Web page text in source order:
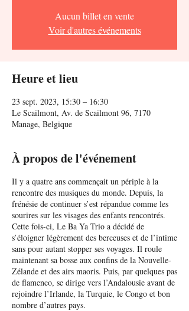
Aucun billet en vente
Voir d'autres événements
Heure et lieu
23 sept. 2023, 15:30 – 16:30
Le Scailmont, Av. de Scailmont 96, 7170
Manage, Belgique
À propos de l'événement
Il y a quatre ans commençait un périple à la
rencontre des musiques du monde. Depuis, la
frénésie de continuer s’est répandue comme les
sourires sur les visages des enfants rencontrés.
Cette fois-ci, Le Ba Ya Trio a décidé de
s’éloigner légèrement des berceuses et de l’intime
sans pour autant stopper ses voyages. Il roule
maintenant sa bosse aux confins de la Nouvelle-
Zélande et des airs maoris. Puis, par quelques pas
de flamenco, se dirige vers l’Andalousie avant de
rejoindre l’Irlande, la Turquie, le Congo et bon
nombre d’autres pays.